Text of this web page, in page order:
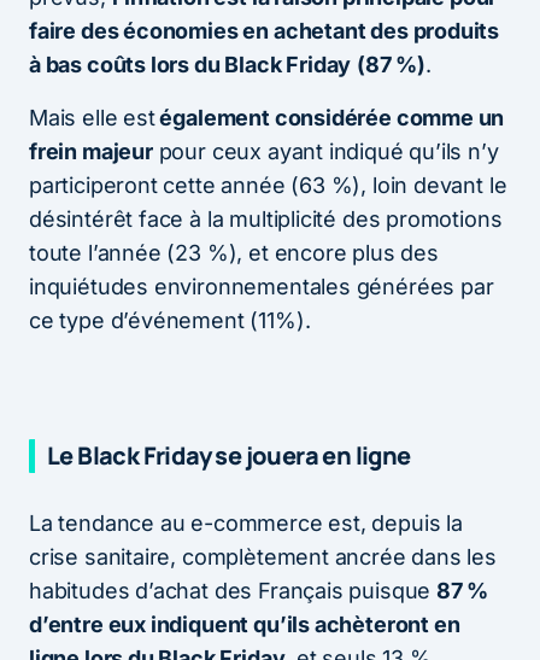
faire des économies en achetant des produits
à bas coûts lors du Black Friday (87 %).
Mais elle estégalement considérée comme un
frein majeurpour ceux ayant indiqué qu’ils n’y
participeront cette année (63 %), loin devant le
désintérêt face à la multiplicité des promotions
toute l’année (23 %), et encore plus des
inquiétudes environnementales générées par
ce type d’événement (11%).
Le Black Friday se jouera en ligne
La tendance au e-commerce est, depuis la
crise sanitaire, complètement ancrée dans les
habitudes d’achat des Français puisque 87 %
d’entre eux indiquent qu’ils achèteront en